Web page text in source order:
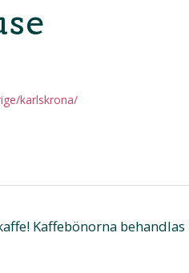
karlskrona/
Kaffebönorna